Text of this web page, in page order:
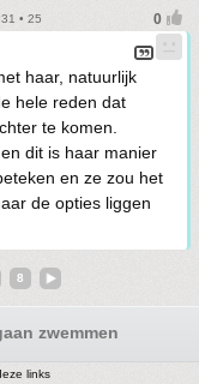
• 25
haar, natuurlijk
hele reden dat
te komen.
dit is haar manier
en ze zou het
de opties liggen
8
zwemmen
links